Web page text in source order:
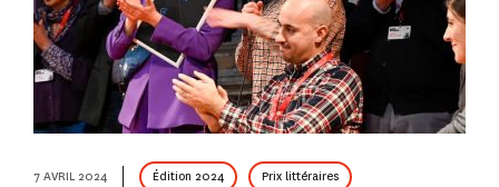
7 AVRIL 2024 Édition 2024 Prix littéraires